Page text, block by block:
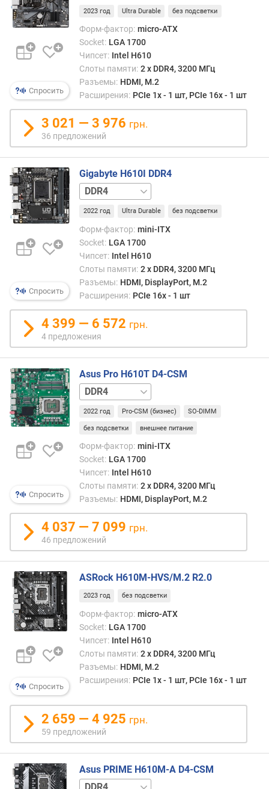
п
е
ч
а
а
л
а
т
а
в
ы
с
т
а
и
р
и
н
а
D
D
R
4
(
л
о
(
)
D
D
R
5
(
с
л
о
а
(
в
м
а
Спросить
2023 год Ultra Durable без подсветки
Форм-фактор: micro-ATX
Socket: LGA 1700
Чипсет: Intel H610
Слоты памяти: 2 х DDR4, 3200 МГц
Разъемы: HDMI, M.2
Расширения: PCIe 1x - 1 шт, PCIe 16x - 1 шт
3 021 — 3 976 грн.
36 предложений
Спросить
Gigabyte H610I DDR4
DDR5
2022 год Ultra Durable без подсветки
Форм-фактор: mini-ITX
Socket: LGA 1700
Чипсет: Intel H610
Слоты памяти: 2 х DDR4, 3200 МГц
Разъемы: HDMI, DisplayPort, M.2
Расширения: PCIe 16x - 1 шт
4 399 — 6 572 грн.
4 предложения
Спросить
Asus Pro H610T D4-CSM
DDR5
2022 год Pro-CSM (бизнес) SO-DIMM
без подсветки внешнее питание
Форм-фактор: mini-ITX
Socket: LGA 1700
Чипсет: Intel H610
Слоты памяти: 2 х DDR4, 3200 МГц
Разъемы: HDMI, DisplayPort, M.2
4 037 — 7 099 грн.
46 предложений
Спросить
ASRock H610M-HVS/M.2 R2.0
2023 год без подсветки
Форм-фактор: micro-ATX
Socket: LGA 1700
Чипсет: Intel H610
Слоты памяти: 2 х DDR4, 3200 МГц
Разъемы: HDMI, M.2
Расширения: PCIe 1x - 1 шт, PCIe 16x - 1 шт
2 659 — 4 925 грн.
59 предложений
Asus PRIME H610M-A D4-CSM
DDR5